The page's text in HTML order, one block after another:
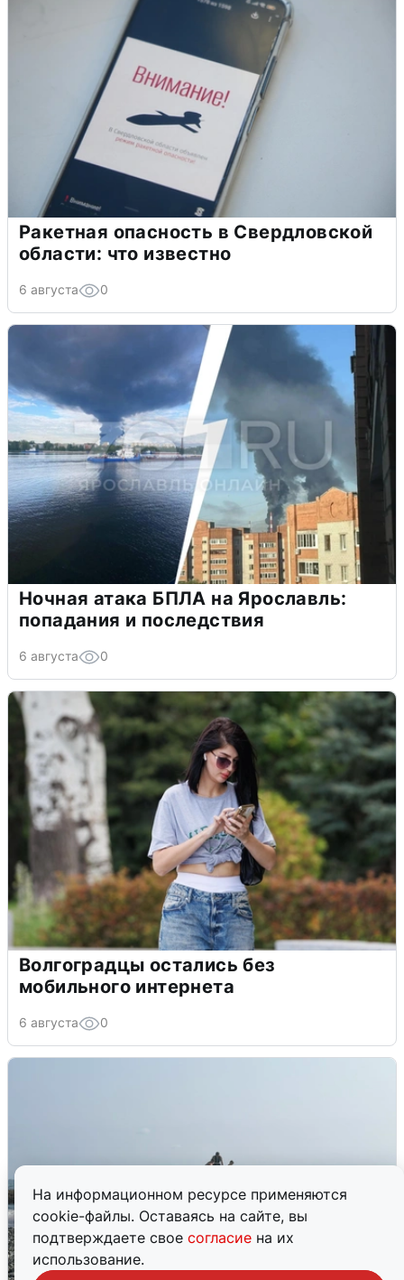
На информационном ресурсе применяются
cookie-файлы. Оставаясь на сайте, вы
подтверждаете свое согласие на их
использование.
Ракетная опасность в Свердловской
области: что известно
6 августа 0
Ночная атака БПЛА на Ярославль:
попадания и последствия
6 августа 0
Волгоградцы остались без
мобильного интернета
6 августа 0